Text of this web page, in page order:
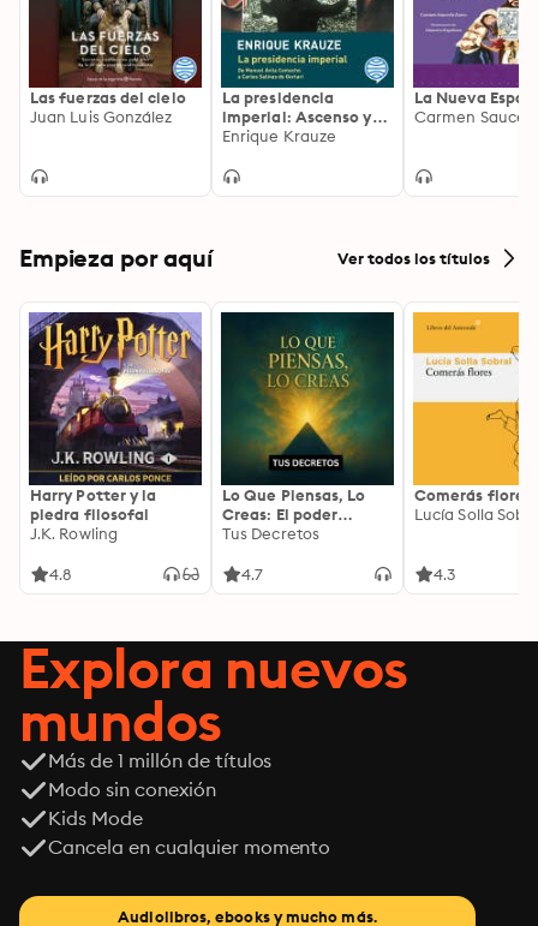
Las fuerzas del cielo
Juan Luis González
La presidencia
imperial: Ascenso y
caída del sistema
(1940-1996)
Enrique Krauze
La Nueva
Empieza por aquí Ver todos los títulos
Harry Potter y la
piedra filosofal
J.K. Rowling
4.8
Lo Que Piensas, Lo
Creas: El poder
invisible de tus
tu energía para
Tus Decretos
4.7
Comerás flores
Lucía Solla
4.3
Explora nuevos
mundos
Más de 1 millón de títulos
Modo sin conexión
Kids Mode
Cancela en cualquier momento
Audiolibros, ebooks y mucho más.